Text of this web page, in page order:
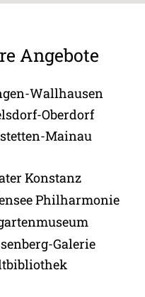
Angebote
Wallhausen
Oberdorf
Mainau
Konstanz
Philharmonie
Galerie